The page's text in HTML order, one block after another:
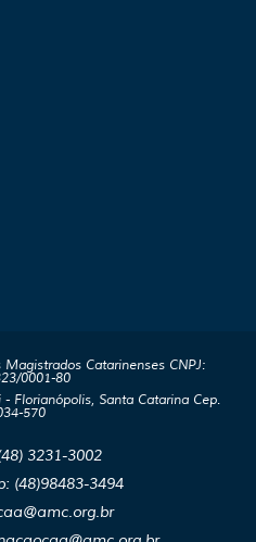
Catarinenses CNPJ:
0001-80
Florianópolis, Santa Catarina Cep.
570
3231-3002
(48)98483-3494